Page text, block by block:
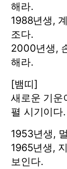
해라.
1988년생,
조다.
2000년생,
해라.
[뱀띠]
새로운 기운
펼 시기이다.
1953년생,
1965년생,
보인다.